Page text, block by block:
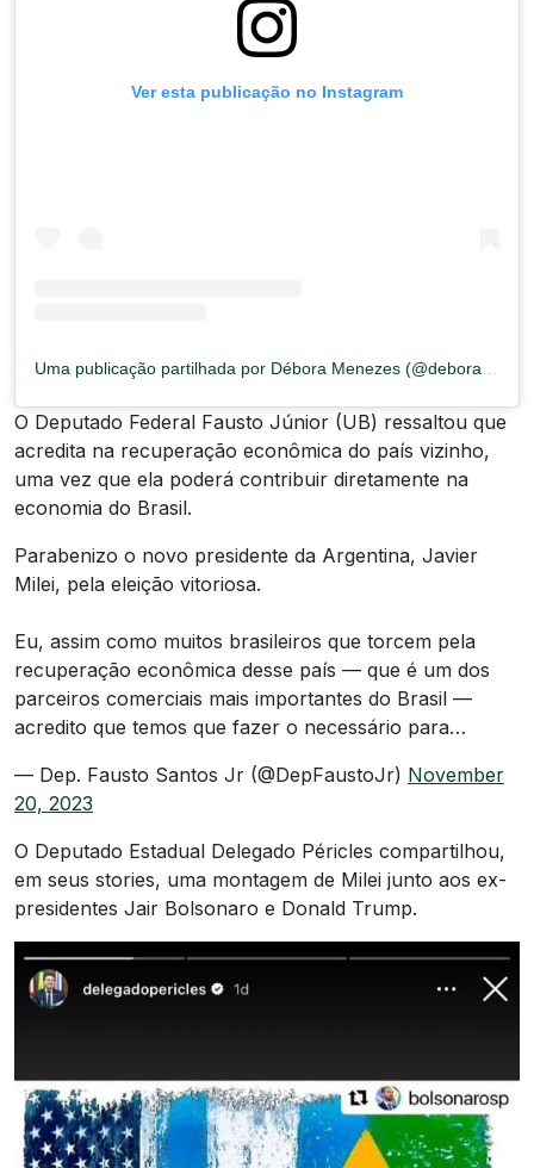
Ver esta publicação no Instagram
O Deputado Federal Fausto Júnior (UB) ressaltou que
acredita na recuperação econômica do país vizinho,
uma vez que ela poderá contribuir diretamente na
economia do Brasil.
Parabenizo o novo presidente da Argentina, Javier
Milei, pela eleição vitoriosa.
Eu, assim como muitos brasileiros que torcem pela
recuperação econômica desse país — que é um dos
parceiros comerciais mais importantes do Brasil —
acredito que temos que fazer o necessário para…
— Dep. Fausto Santos Jr (@DepFaustoJr) November
20, 2023
O Deputado Estadual Delegado Péricles compartilhou,
em seus stories, uma montagem de Milei junto aos ex-
presidentes Jair Bolsonaro e Donald Trump.